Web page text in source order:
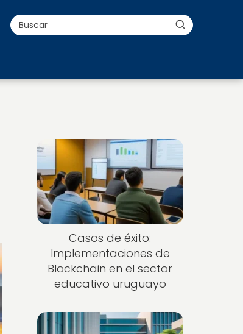
Casos de éxito:
Implementaciones de
Blockchain en el sector
educativo uruguayo